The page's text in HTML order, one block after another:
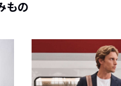
もの